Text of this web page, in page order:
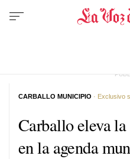
Carballo eleva
en la agenda
CARBALLO MUNICIPIO · Exclusivo